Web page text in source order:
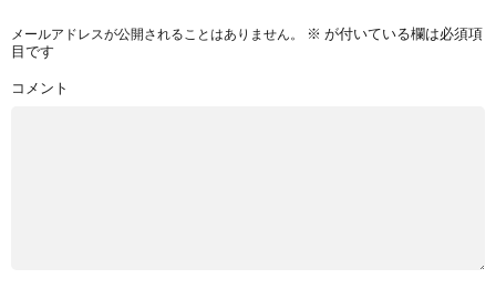
メールアドレスが公開されることはありません。 ※ が付いている欄は必須項
目です
コメント